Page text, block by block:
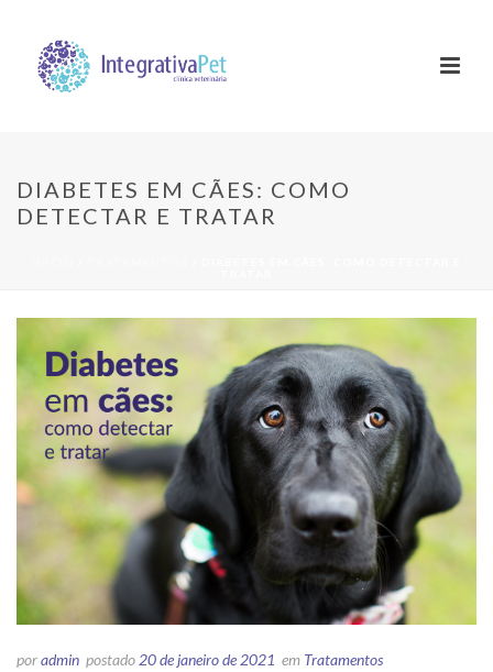
DIABETES EM CÃES: COMO
DETECTAR E TRATAR
poradmin postado 20 de janeiro de 2021 em Tratamentos